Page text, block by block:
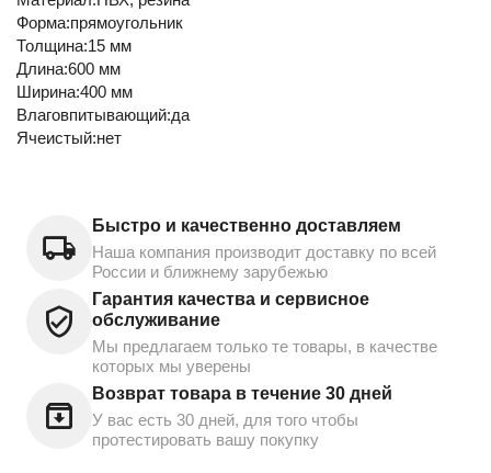
Форма:прямоугольник
Толщина:15 мм
Длина:600 мм
Ширина:400 мм
Влаговпитывающий:да
Ячеистый:нет
Быстро и качественно доставляем
Наша компания производит доставку по всей
России и ближнему зарубежью
Гарантия качества и сервисное
обслуживание
Мы предлагаем только те товары, в качестве
которых мы уверены
Возврат товара в течение 30 дней
У вас есть 30 дней, для того чтобы
протестировать вашу покупку